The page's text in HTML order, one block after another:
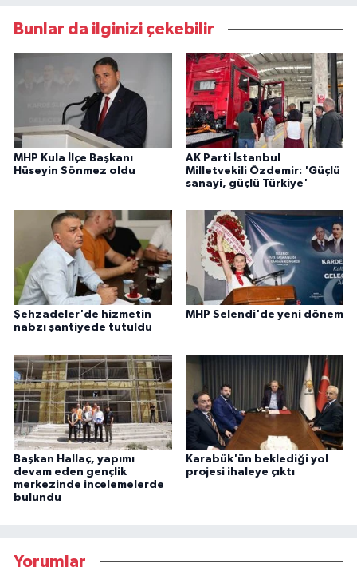
Bunlar da ilginizi çekebilir
MHP Kula İlçe Başkanı
Hüseyin Sönmez oldu
AK Parti İstanbul
Milletvekili Özdemir: 'Güçlü
sanayi, güçlü Türkiye'
Şehzadeler'de hizmetin
nabzı şantiyede tutuldu
MHP Selendi'de yeni dönem
Başkan Hallaç, yapımı
devam eden gençlik
merkezinde incelemelerde
bulundu
Karabük'ün beklediği yol
projesi ihaleye çıktı
Yorumlar